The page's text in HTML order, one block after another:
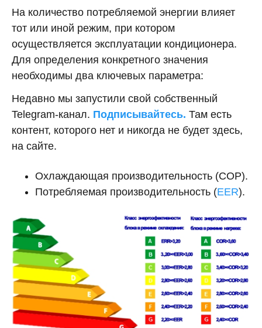
На количество потребляемой энергии влияет
тот или иной режим, при котором
осуществляется эксплуатации кондиционера.
Для определения конкретного значения
необходимы два ключевых параметра:
Недавно мы запустили свой собственный
Telegram-канал. Подписывайтесь. Там есть
контент, которого нет и никогда не будет здесь,
на сайте.
Охлаждающая производительность (СОР).
Потребляемая производительность (EER).